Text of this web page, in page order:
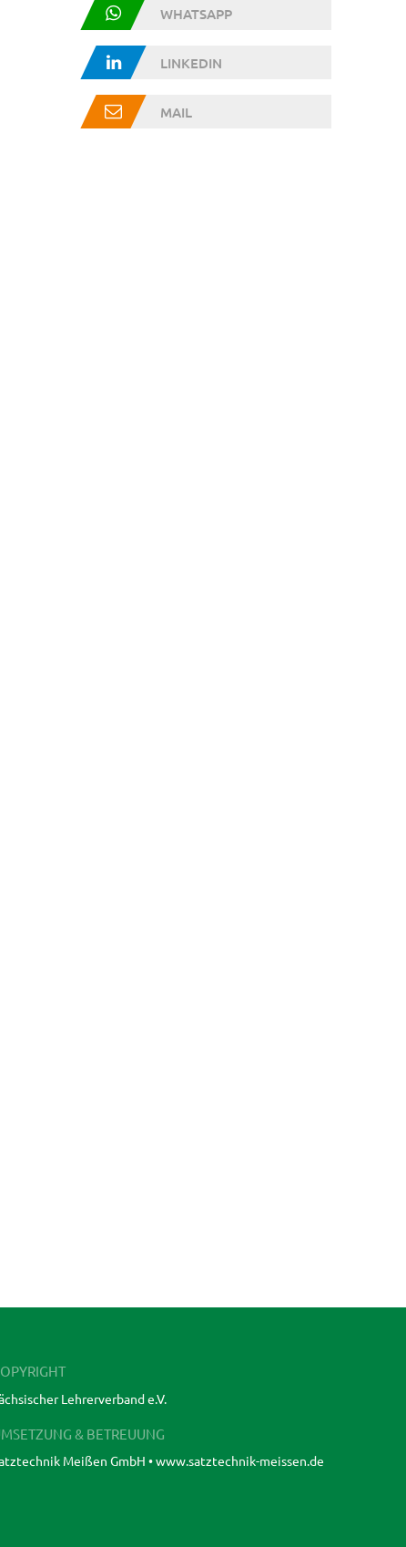
WHATSAPP
LINKEDIN
MAIL
Lehrerverband e.V.
& BETREUUNG
Meißen GmbH •www.satztechnik-meissen.de